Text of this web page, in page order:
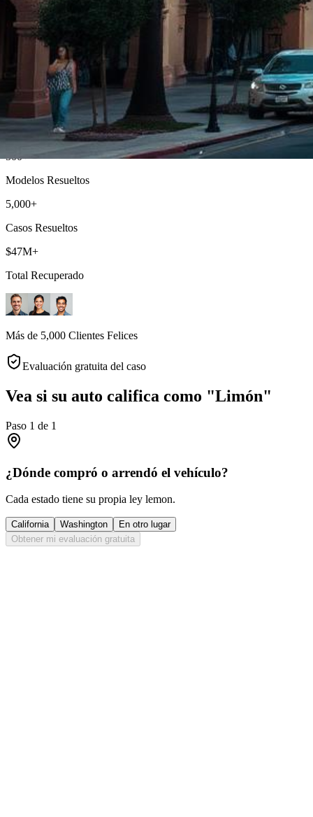
Abogado de Ley Limón en Fullerton
Abogados de Ley Limón mejor calificados que sirven a todo
Orange County
500+
Modelos Resueltos
5,000+
Casos Resueltos
$47M+
Total Recuperado
Más de 5,000 Clientes Felices
Evaluación gratuita del caso
Vea si su auto califica como "Limón"
Paso 1 de 1
¿Dónde compró o arrendó el vehículo?
Cada estado tiene su propia ley lemon.
California Washington
En otro lugar
Obtener mi evaluación gratuita